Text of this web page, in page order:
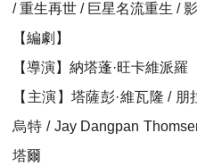
/ 重生再世 / 巨星名流重生 /
【編劇】
【導演】納塔蓬·旺卡維派羅
【主演】塔薩彭·維瓦隆 /
烏特 / Jay Dangpan
塔爾